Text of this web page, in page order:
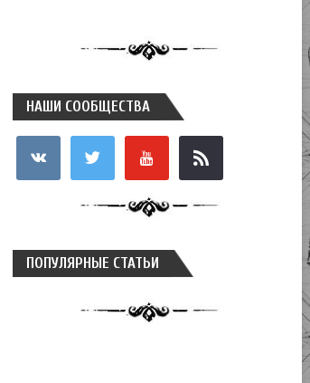
НАШИ СООБЩЕСТВА
ПОПУЛЯРНЫЕ СТАТЬИ